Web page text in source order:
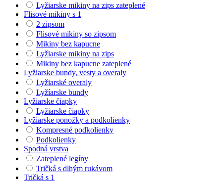
Lyžiarske mikiny na zips zateplené
Flisové mikiny s 1
2 zipsom
Flisové mikiny so zipsom
Mikiny bez kapucne
Lyžiarske mikiny na zips
Mikiny bez kapucne zateplené
Lyžiarske bundy, vesty a overaly
Lyžiarské overaly
Lyžíarske bundy
Lyžiarske čiapky
Lyžiarske čiapky
Lyžiarske ponožky a podkolienky
Kompresné podkolienky
Podkolienky
Spodná vrstva
Zateplené legíny
Tričká s dlhým rukávom
Tričká s 1